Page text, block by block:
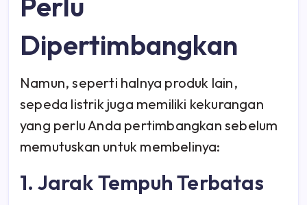
Dipertimbangkan
Namun, seperti halnya produk lain,
sepeda listrik juga memiliki kekurangan
yang perlu Anda pertimbangkan sebelum
memutuskan untuk membelinya:
1. Jarak Tempuh Terbatas